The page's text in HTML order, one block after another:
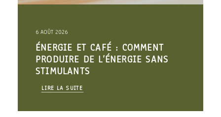
6 AOÛT 2026
ÉNERGIE ET CAFÉ : COMMENT
PRODUIRE DE L’ÉNERGIE SANS
STIMULANTS
LIRE LA SUITE